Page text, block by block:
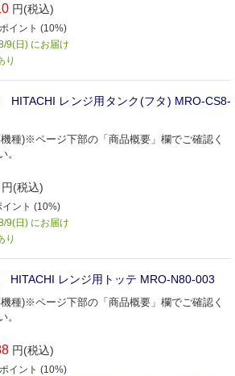
円(税込)
ポイント (10%)
9(日) にお届け
り
HITACHI レンジ用タンク(フタ) MRO-CS8-
種)※ページ下部の「商品概要」欄でご確認く
。
円(税込)
イント (10%)
9(日) にお届け
り
HITACHI レンジ用トッテ MRO-N80-003
種)※ページ下部の「商品概要」欄でご確認く
。
円(税込)
ポイント (10%)